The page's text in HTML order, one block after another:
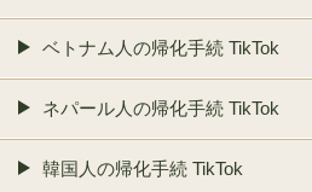
ベトナム人の帰化手続 TikTok
ネパール人の帰化手続 TikTok
韓国人の帰化手続 TikTok